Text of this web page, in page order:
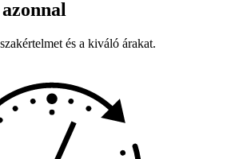
és a kiváló árakat.